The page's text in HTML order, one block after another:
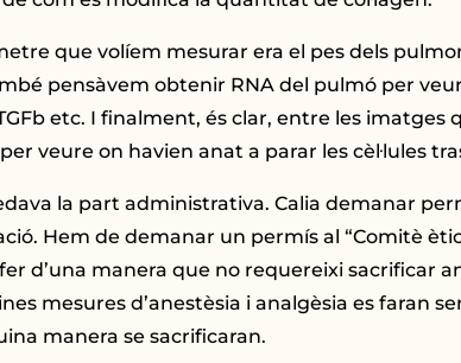
que volíem mesurar era el pes dels
pensàvem obtenir RNA del pulmó per
etc. I finalment, és clar, entre les
veure on havien anat a parar les cèl·lules
la part administrativa. Calia demanar
Hem de demanar un permís al “Comitè
d’una manera que no requereixi sacrificar
mesures d’anestèsia i analgèsia es faran
manera se sacrificaran.